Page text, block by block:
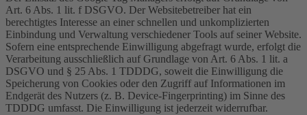
Art. 6 Abs. 1 lit. f DSGVO. Der Websitebetreiber hat ein
berechtigtes Interesse an einer schnellen und unkomplizierten
Einbindung und Verwaltung verschiedener Tools auf seiner Website.
Sofern eine entsprechende Einwilligung abgefragt wurde, erfolgt die
Verarbeitung ausschließlich auf Grundlage von Art. 6 Abs. 1 lit. a
DSGVO und § 25 Abs. 1 TDDDG, soweit die Einwilligung die
Speicherung von Cookies oder den Zugriff auf Informationen im
Endgerät des Nutzers (z. B. Device-Fingerprinting) im Sinne des
TDDDG umfasst. Die Einwilligung ist jederzeit widerrufbar.